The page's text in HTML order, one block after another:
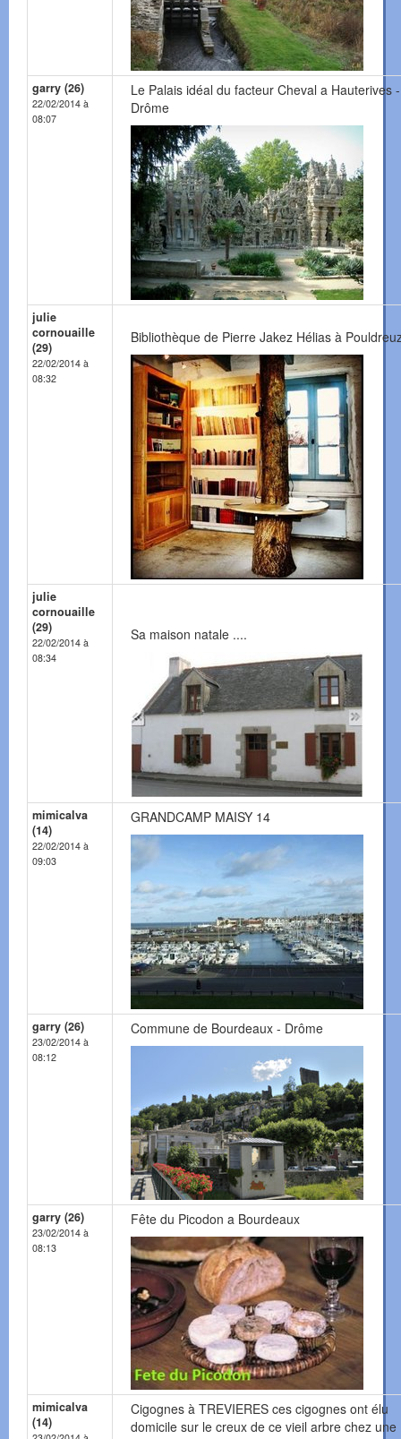
garry (26)
22/02/2014 à
08:07
Le Palais idéal du facteur Cheval a Hauterives -
Drôme
julie
cornouaille
(29)
22/02/2014 à
08:32
Bibliothèque de Pierre Jakez Hélias à
julie
cornouaille
(29)
22/02/2014 à
08:34
Sa maison natale ....
mimicalva
(14)
22/02/2014 à
09:03
GRANDCAMP MAISY 14
garry (26)
23/02/2014 à
08:12
Commune de Bourdeaux - Drôme
garry (26)
23/02/2014 à
08:13
Fête du Picodon a Bourdeaux
mimicalva
(14)
Cigognes à TREVIERES ces cigognes ont élu
domicile sur le creux de ce vieil arbre chez une